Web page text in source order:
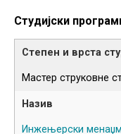
Студијски
Мастер струковне
Инжењерски